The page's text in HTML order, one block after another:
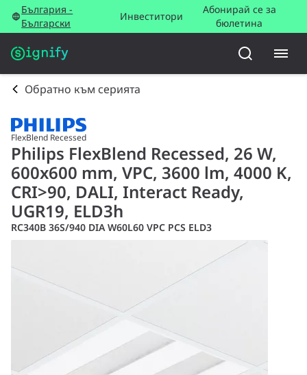
България -
Български
Инвеститори
Абонирай се за
бюлетина
Обратно към серията
FlexBlend Recessed
Philips FlexBlend Recessed, 26 W,
600x600 mm, VPC, 3600 lm, 4000 K,
CRI>90, DALI, Interact Ready,
UGR19, ELD3h
RC340B 36S/940 DIA W60L60 VPC PCS ELD3